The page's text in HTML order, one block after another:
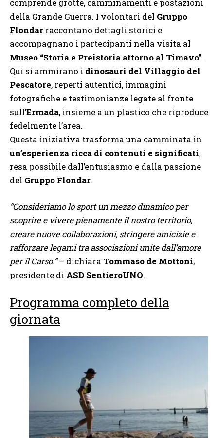
comprende grotte, camminamenti e postazioni
della Grande Guerra. I volontari del Gruppo
Flondar raccontano dettagli storici e
accompagnano i partecipanti nella visita al
Museo “Storia e Preistoria attorno al Timavo”.
Qui si ammirano i dinosauri del Villaggio del
Pescatore, reperti autentici, immagini
fotografiche e testimonianze legate al fronte
sull’Ermada, insieme a un plastico che riproduce
fedelmente l’area.
Questa iniziativa trasforma una camminata in
un’esperienza ricca di contenuti e significati,
resa possibile dall’entusiasmo e dalla passione
del Gruppo Flondar.
“Consideriamo lo sport un mezzo dinamico per
scoprire e vivere pienamente il nostro territorio,
creare nuove collaborazioni, stringere amicizie e
rafforzare legami tra associazioni unite dall’amore
per il Carso.”– dichiara Tommaso de Mottoni,
presidente di ASD SentieroUNO.
Programma completo della
giornata